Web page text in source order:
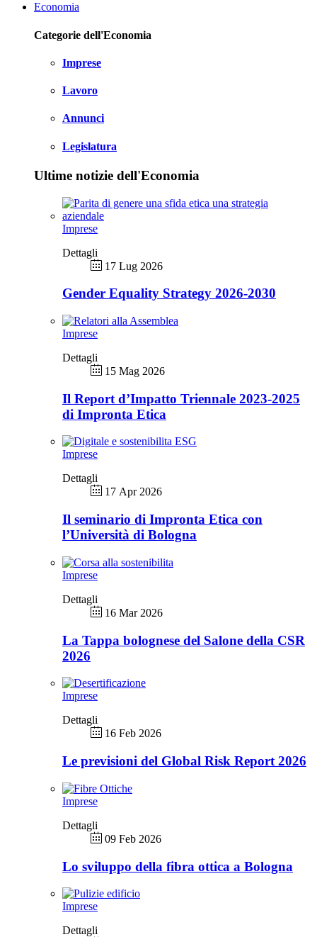
Economia
Categorie dell'Economia
Imprese
Lavoro
Annunci
Legislatura
Ultime notizie dell'Economia
Imprese
Dettagli
17 Lug 2026
Gender Equality Strategy 2026-2030
Imprese
Dettagli
15 Mag 2026
Il Report d’Impatto Triennale 2023-2025
di Impronta Etica
Imprese
Dettagli
17 Apr 2026
Il seminario di Impronta Etica con
l’Università di Bologna
Imprese
Dettagli
16 Mar 2026
La Tappa bolognese del Salone della CSR
2026
Imprese
Dettagli
16 Feb 2026
Le previsioni del Global Risk Report 2026
Imprese
Dettagli
09 Feb 2026
Lo sviluppo della fibra ottica a Bologna
Imprese
Dettagli